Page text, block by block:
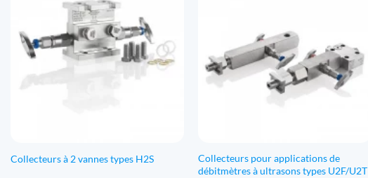
Collecteurs à 2 vannes types H2S
Collecteurs pour applications de
débitmètres à ultrasons types U2F/U2T